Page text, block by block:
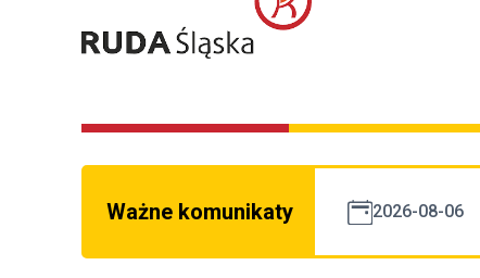
Ważne komunikaty 2026-08-06